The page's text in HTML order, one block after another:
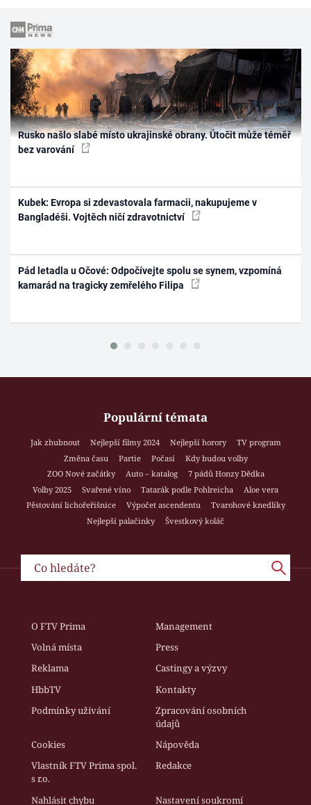
Rusko našlo slabé místo ukrajinské obrany. Útočit může téměř
bez varování
Kubek: Evropa si zdevastovala farmacii, nakupujeme v
Bangladéši. Vojtěch ničí zdravotnictví
Pád letadla u Očové: Odpočívejte spolu se synem, vzpomíná
kamarád na tragicky zemřelého Filipa
Populární témata
Jak zhubnout Nejlepší filmy 2024 Nejlepší horory
TV program
Změna času
Partie Počasí
Kdy budou volby
ZOO Nové začátky
Auto – katalog
7 pádů Honzy Dědka
Volby 2025
Svařené víno Tatarák podle Pohlreicha
Aloe vera
Pěstování lichořeřišnice
Výpočet ascendentu
Tvarohové knedlíky
Nejlepší palačinky
Švestkový koláč
O FTV Prima
Management
Volná místa
Press
Reklama
Castingy a výzvy
HbbTV
Kontakty
Podmínky užívání
Zpracování osobních
údajů
Cookies
Nápověda
Vlastník FTV Prima spol.
s r.o.
Redakce
Nahlásit chybu Nastavení soukromí